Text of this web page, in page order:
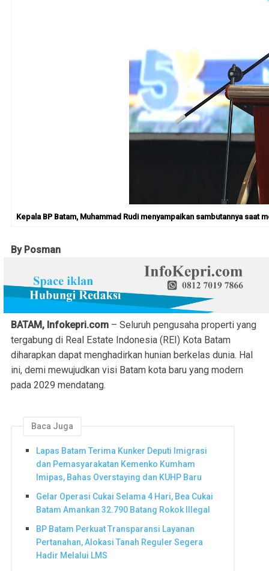
Kepala BP Batam, Muhammad Rudi menyampaikan sambutannya saat
By Posman
BATAM, Infokepri.com – Seluruh pengusaha properti yang
tergabung di Real Estate Indonesia (REI) Kota Batam
diharapkan dapat menghadirkan hunian berkelas dunia. Hal
ini, demi mewujudkan visi Batam kota baru yang modern
pada 2029 mendatang.
Baca Juga
Lapas Batam Terima Kunker Deputi Imigrasi
dan Pemasyarakatan Kemenko Kumham
Imipas, Bahas Overstaying dan KUHP Baru
Gelar Operasi Cukai Selama 4 Hari, Bea Cukai
Batam Amankan 32.790 Batang Rokok Illegal
BP Batam Perkuat Transparansi Layanan
Pertanahan, Alokasi Tanah Reguler Segera
Hadir Melalui LMS